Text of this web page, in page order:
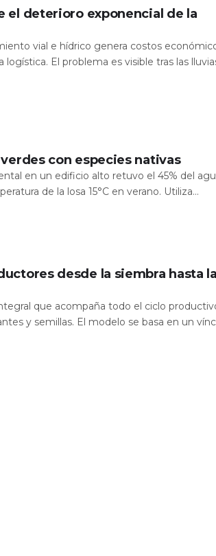
el deterioro exponencial de la
vial e hídrico genera costos
logística. El problema es visible tras las
con especies nativas
en un edificio alto retuvo el 45% del
de la losa 15°C en verano. Utiliza...
desde la siembra hasta la
que acompaña todo el ciclo
y semillas. El modelo se basa en un